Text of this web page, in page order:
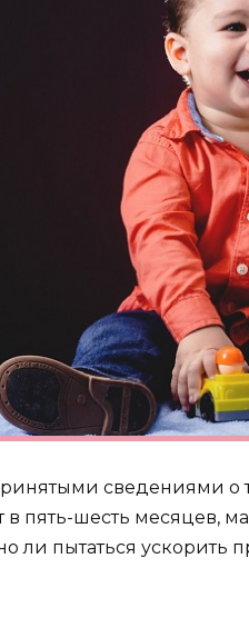
сведениями о
в пять-шесть месяцев,
ли пытаться ускорить